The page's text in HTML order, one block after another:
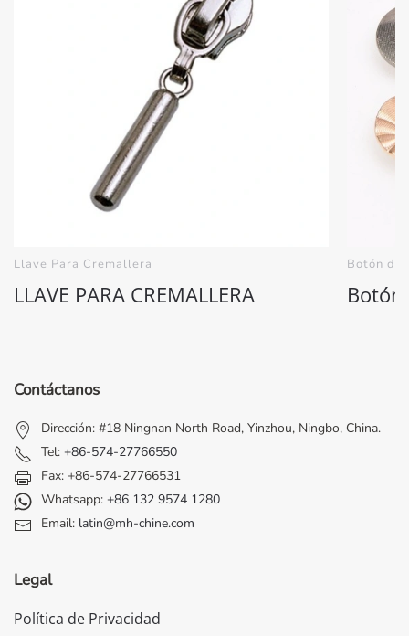
Llave Para Cremallera
LLAVE PARA CREMALLERA
Botón de
Botón
Contáctanos
Dirección: #18 Ningnan North Road, Yinzhou, Ningbo, China.
Tel: +86-574-27766550
Fax: +86-574-27766531
Whatsapp: +86 132 9574 1280
Email: latin@mh-chine.com
Legal
Política de Privacidad